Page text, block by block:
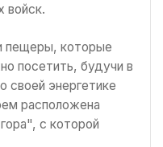
войск.
пещеры, которые
посетить, будучи в
своей энергетике
расположена
с которой